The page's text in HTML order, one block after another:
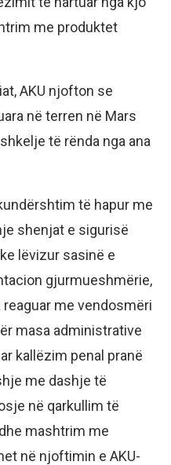
me produktet
AKU njofton se
në terren në Mars
të rënda nga ana
të hapur me
shenjat e sigurisë
lëvizur sasinë e
gjurmueshmërie,
me vendosmëri
masa administrative
kallëzim penal pranë
me dashje të
në qarkullim të
mashtrim me
në njoftimin e AKU-